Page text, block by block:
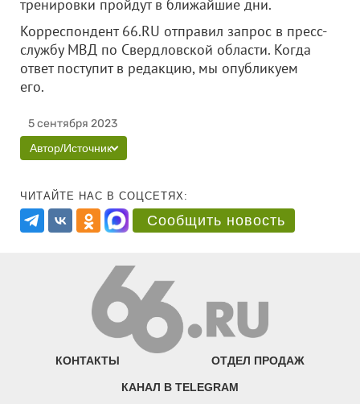
тренировки пройдут в ближайшие дни.
Корреспондент 66.RU отправил запрос в пресс-
службу МВД по Свердловской области. Когда
ответ поступит в редакцию, мы опубликуем
его.
5 сентября 2023
Автор/Источник
ЧИТАЙТЕ НАС В СОЦСЕТЯХ:
Сообщить новость
КОНТАКТЫ ОТДЕЛ ПРОДАЖ
КАНАЛ В TELEGRAM